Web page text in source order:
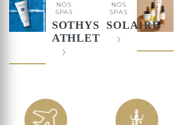
NOS
SPAS
SOTHYS
ATHLETICS™
NOS
SPAS
SOLAIRE